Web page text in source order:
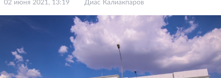
02 июня 2021, 13:19 Диас Калиакпаров